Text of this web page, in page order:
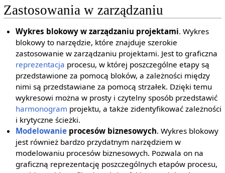
Zastosowania w zarządzaniu
Wykres blokowy w zarządzaniu projektami. Wykres
blokowy to narzędzie, które znajduje szerokie
zastosowanie w zarządzaniu projektami. Jest to graficzna
reprezentacja procesu, w której poszczególne etapy są
przedstawione za pomocą bloków, a zależności między
nimi są przedstawiane za pomocą strzałek. Dzięki temu
wykresowi można w prosty i czytelny sposób przedstawić
harmonogram projektu, a także zidentyfikować zależności
i krytyczne ścieżki.
Modelowanie procesów biznesowych. Wykres blokowy
jest również bardzo przydatnym narzędziem w
modelowaniu procesów biznesowych. Pozwala on na
graficzną reprezentację poszczególnych etapów procesu,